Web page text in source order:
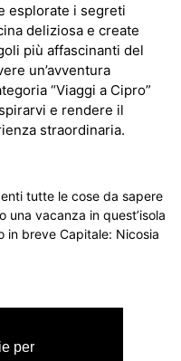
esplorate i segreti
deliziosa e create
più affascinanti del
un’avventura
“Viaggi a Cipro”
e rendere il
straordinaria.
tutte le cose da sapere
vacanza in quest’isola
in breve Capitale: Nicosia
per